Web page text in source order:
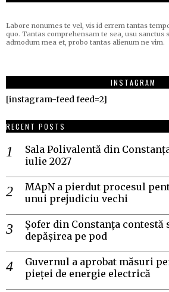
Labore nonumes te vel, vis id errem tantas
quo. Tantas comprehensam te sea, usu sanctus
admodum mea et, probo tantas alienum ne vim.
INSTAGRAM
[instagram-feed feed=2]
RECENT POSTS
Sala Polivalentă din
iulie 2027
MApN a pierdut procesul
unui prejudiciu vechi
Șofer din Constanța contestă
depășirea pe pod
Guvernul a aprobat măsuri
pieței de energie electrică